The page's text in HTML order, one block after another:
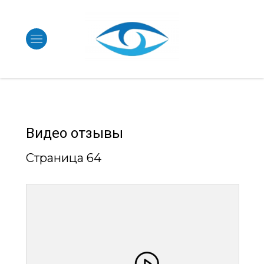
Видео отзывы
Страница 64